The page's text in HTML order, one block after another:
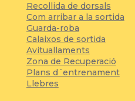
Recollida de dorsals
Com arribar a la sortida
Guarda-roba
Calaixos de sortida
Avituallaments
Zona de Recuperació
Plans d´entrenament
Llebres